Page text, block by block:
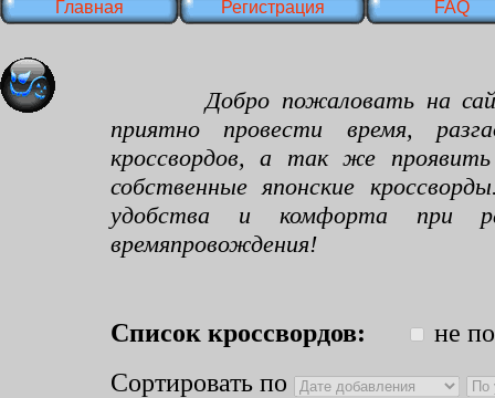
Главная Регистрация FAQ
Добро пожаловать на сайт
приятно провести время,
кроссвордов, а так же
собственные японские
удобства и комфорта при
времяпровождения!
Список кроссвордов:
не
Сортировать по